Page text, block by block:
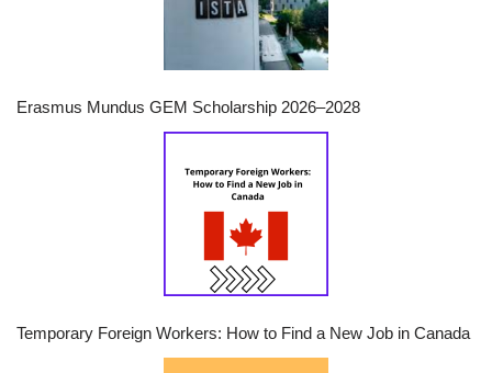
Erasmus Mundus GEM Scholarship 2026–2028
Temporary Foreign Workers: How to Find a New Job in Canada